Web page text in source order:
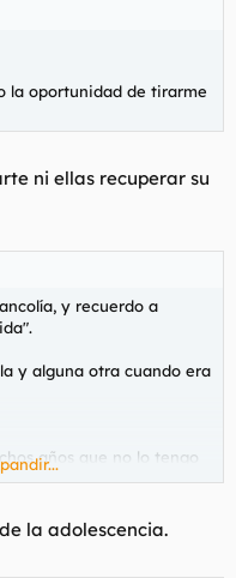
la oportunidad de tirarme
ni ellas recuperar su
y recuerdo a
y alguna otra cuando era
años que no lo tengo
es, para quejarse.
la adolescencia.